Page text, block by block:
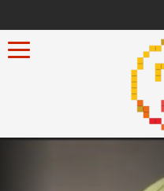
Toggle navigation